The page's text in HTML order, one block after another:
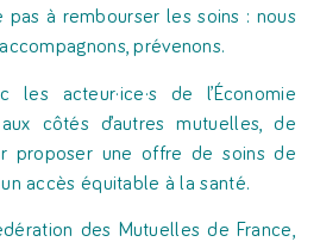
à rembourser les soins : nous
prévenons.
les acteur·ice·s de l’Économie
côtés d’autres mutuelles, de
proposer une offre de soins de
accès équitable à la santé.
des Mutuelles de France,